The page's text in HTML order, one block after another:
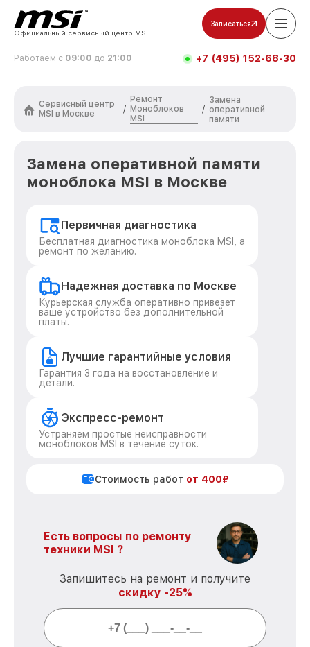
Официальный сервисный центр MSI
Записаться
Работаем с 09:00 до 21:00 +7 (495) 152-68-30
Сервисный центр
MSI в Москве
/
Ремонт
Моноблоков
MSI
/
Замена
оперативной
памяти
Замена оперативной памяти
моноблока MSI в Москве
Первичная диагностика
Бесплатная диагностика моноблока MSI, а
ремонт по желанию.
Надежная доставка по Москве
Курьерская служба оперативно привезет
ваше устройство без дополнительной
платы.
Лучшие гарантийные условия
Гарантия 3 года на восстановление и
детали.
Экспресс-ремонт
Устраняем простые неисправности
моноблоков MSI в течение суток.
Стоимость работ от 400₽
Есть вопросы по ремонту
техники MSI ?
Запишитесь на ремонт и получите
скидку -25%